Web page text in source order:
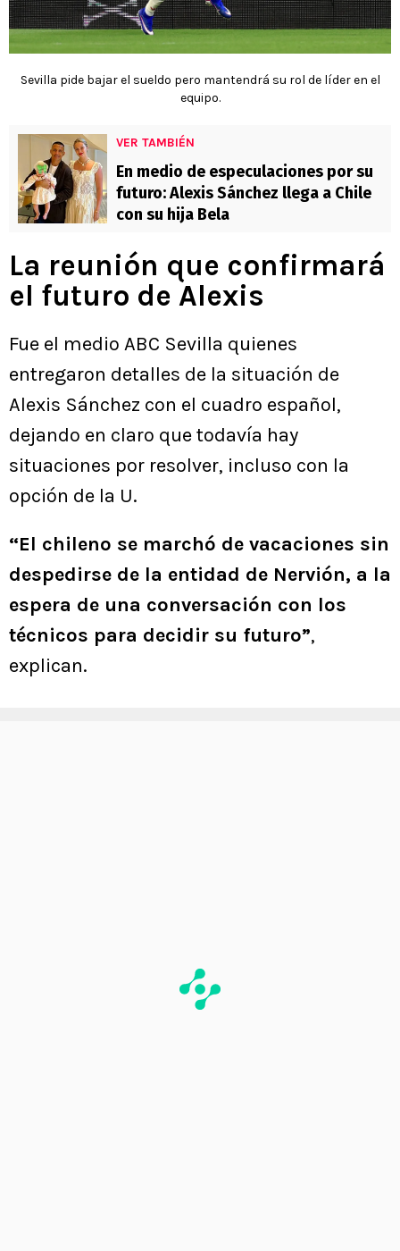
Sevilla pide bajar el sueldo pero mantendrá su rol de líder en el
equipo.
VER TAMBIÉN
En medio de especulaciones por su
futuro: Alexis Sánchez llega a Chile
con su hija Bela
La reunión que confirmará
el futuro de Alexis
Fue el medio ABC Sevilla quienes
entregaron detalles de la situación de
Alexis Sánchez con el cuadro español,
dejando en claro que todavía hay
situaciones por resolver, incluso con la
opción de la U.
“El chileno se marchó de vacaciones sin
despedirse de la entidad de Nervión, a la
espera de una conversación con los
técnicos para decidir su futuro”,
explican.